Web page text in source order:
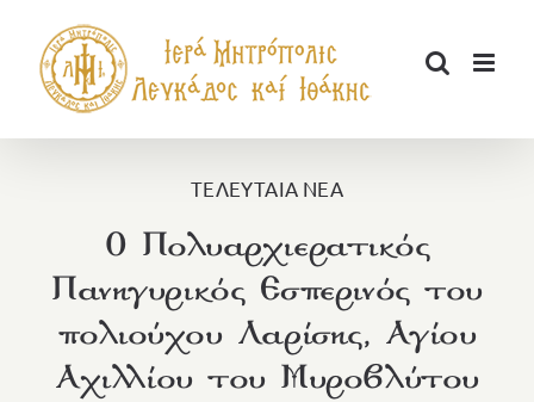
περιεχόμενο
ΤΕΛΕΥΤΑΙΑ ΝΕΑ
Ο Πολυαρχιερατικός
Πανηγυρικός Εσπερινός του
πολιούχου Λαρίσης, Αγίου
Αχιλλίου του Μυροβλύτου